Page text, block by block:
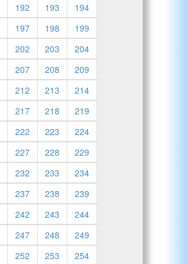
192 193
194
197 198
199
202 203
204
207 208
209
212 213
214
217 218
219
222 223
224
227 228
229
232 233
234
237 238
239
242 243
244
247 248
249
252 253
254